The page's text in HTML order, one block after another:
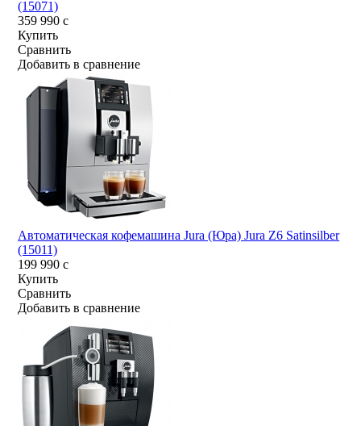
(15071)
359 990c
Купить
Сравнить
Добавить в сравнение
Автоматическая кофемашина Jura (Юра) Jura Z6 Satinsilber
(15011)
199 990c
Купить
Сравнить
Добавить в сравнение